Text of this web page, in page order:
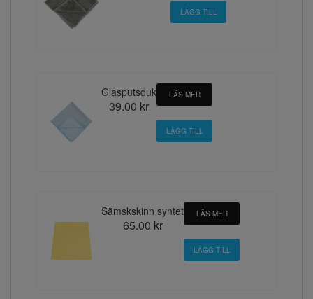
Glasputsduk
39.00 kr
LÄS MER
Sämskskinn syntet
65.00 kr
LÄS MER